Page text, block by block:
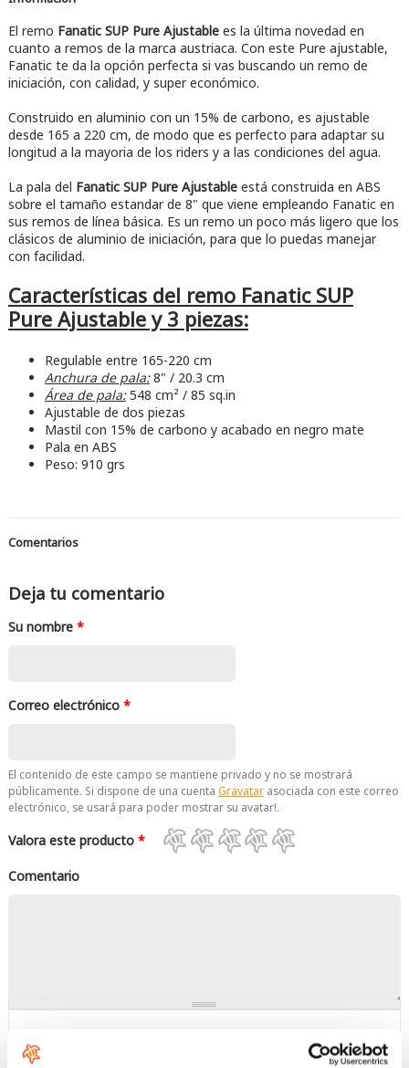
El remo Fanatic SUP Pure Ajustable es la última novedad en
cuanto a remos de la marca austriaca. Con este Pure ajustable,
Fanatic te da la opción perfecta si vas buscando un remo de
iniciación, con calidad, y super económico.
Construido en aluminio con un 15% de carbono, es ajustable
desde 165 a 220 cm, de modo que es perfecto para adaptar su
longitud a la mayoria de los riders y a las condiciones del agua.
La pala del Fanatic SUP Pure Ajustable está construida en ABS
sobre el tamaño estandar de 8" que viene empleando Fanatic en
sus remos de línea básica. Es un remo un poco más ligero que los
clásicos de aluminio de iniciación, para que lo puedas manejar
con facilidad.
Características del remo Fanatic SUP
Pure Ajustable y 3 piezas:
Regulable entre 165-220 cm
Anchura de pala:8" / 20.3 cm
Área de pala:548 cm² / 85 sq.in
Ajustable de dos piezas
Mastil con 15% de carbono y acabado en negro mate
Pala en ABS
Peso: 910 grs
Comentarios
Deja tu comentario
Su nombre *
Correo electrónico *
El contenido de este campo se mantiene privado y no se mostrará
públicamente. Si dispone de una cuenta Gravatarasociada con este correo
electrónico, se usará para poder mostrar su avatar!.
Valora este producto *
Comentario